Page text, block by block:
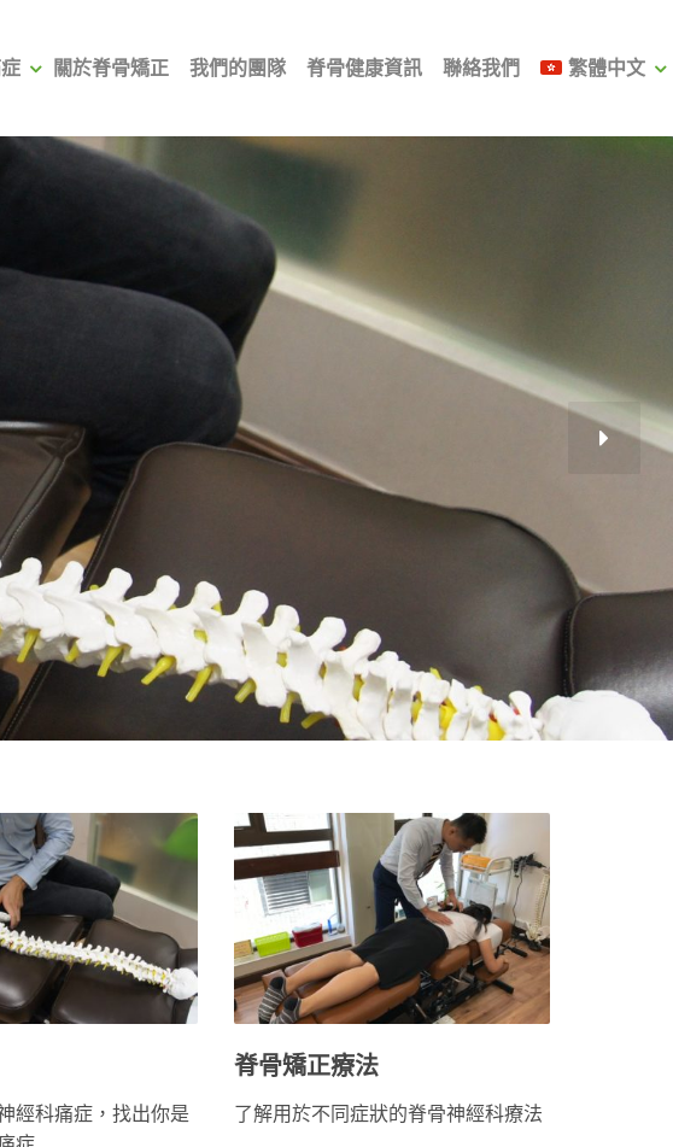
關於脊骨矯正 我們的團隊 脊骨健康資訊 聯絡我們 繁體中文
經科痛症，找出你是
脊骨矯正療法
了解用於不同症狀的脊骨神經科療法